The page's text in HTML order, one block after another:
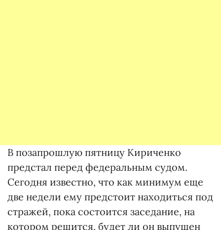
В позапрошлую пятницу Кириченко
предстал перед федеральным судом.
Сегодня известно, что как минимум еще
две недели ему предстоит находиться под
стражей, пока состоится заседание, на
котором решится, будет ли он выпущен